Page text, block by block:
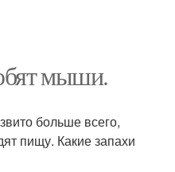
мыши.
больше всего,
пищу. Какие запахи